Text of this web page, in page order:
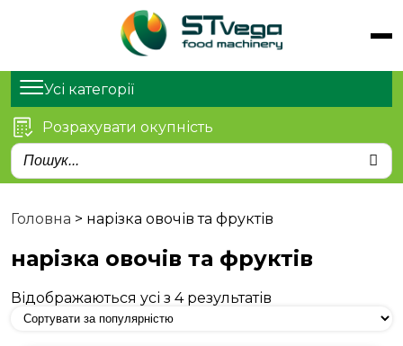
Обладнання
Продукти
Статті
Про нас
Контакти
Усі категорії
Розрахувати окупність
Головна > нарізка овочів та фруктів
нарізка овочів та фруктів
Відображаються усі з 4 результатів